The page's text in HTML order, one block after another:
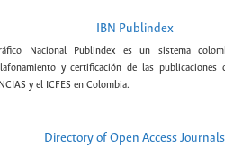
IBN Publindex
Nacional Publindex es un sistema
y certificación de las publicaciones
y el ICFES en Colombia.
Directory of Open Access Journals